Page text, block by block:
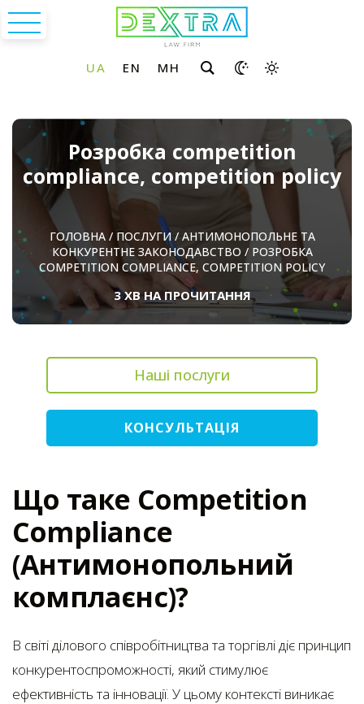
Розробка competition
compliance, competition policy
ГОЛОВНА/ ПОСЛУГИ/ АНТИМОНОПОЛЬНЕ ТА
КОНКУРЕНТНЕ ЗАКОНОДАВСТВО / РОЗРОБКА
COMPETITION COMPLIANCE, COMPETITION POLICY
3 ХВ НА ПРОЧИТАННЯ
Наші послуги
КОНСУЛЬТАЦІЯ
Що таке Competition
Compliance
(Антимонопольний
комплаєнс)?
В світі ділового співробітництва та торгівлі діє принцип
конкурентоспроможності, який стимулює
ефективність та інновації. У цьому контексті виникає